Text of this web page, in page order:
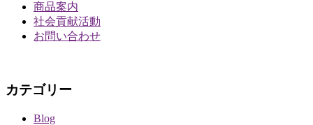
商品案内
社会貢献活動
お問い合わせ
カテゴリー
Blog